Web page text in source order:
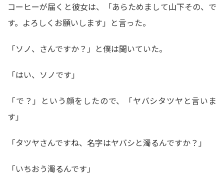
コーヒーが届くと彼女は、「あらためまして山下その、で
す。よろしくお願いします」と言った。
「ソノ、さんですか？」と僕は聞いていた。
「はい、ソノです」
「で？」という顔をしたので、「ヤバシタツヤと言いま
す」
「タツヤさんですね、名字はヤバシと濁るんですか？」
「いちおう濁るんです」